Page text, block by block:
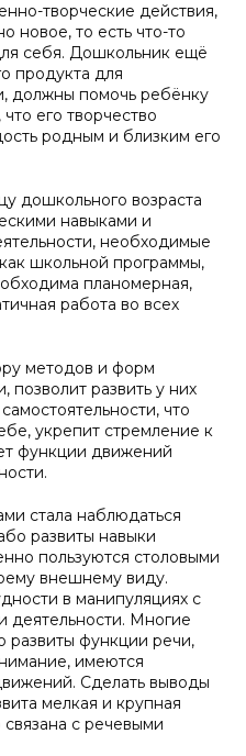
творческие действия,
новое, то есть что-то
себя. Дошкольник ещё
продукта для
должны помочь ребёнку
его творчество
родным и близким его
дошкольного возраста
навыками и
необходимые
школьной программы,
планомерная,
работа во всех
методов и форм
развить у них
что
укрепит стремление к
функции движений
стала наблюдаться
развиты навыки
пользуются столовыми
внешнему виду.
в манипуляциях с
деятельности. Многие
развиты функции речи,
имеются
Сделать выводы
мелкая и крупная
с речевыми